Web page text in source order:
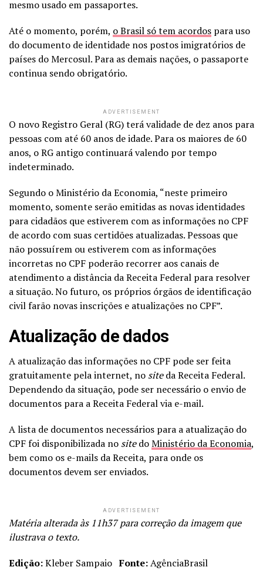
mesmo usado em passaportes.
Até o momento, porém, o Brasil só tem acordos para uso
do documento de identidade nos postos imigratórios de
países do Mercosul. Para as demais nações, o passaporte
continua sendo obrigatório.
ADVERTISEMENT
O novo Registro Geral (RG) terá validade de dez anos para
pessoas com até 60 anos de idade. Para os maiores de 60
anos, o RG antigo continuará valendo por tempo
indeterminado.
Segundo o Ministério da Economia, “neste primeiro
momento, somente serão emitidas as novas identidades
para cidadãos que estiverem com as informações no CPF
de acordo com suas certidões atualizadas. Pessoas que
não possuírem ou estiverem com as informações
incorretas no CPF poderão recorrer aos canais de
atendimento a distância da Receita Federal para resolver
a situação. No futuro, os próprios órgãos de identificação
civil farão novas inscrições e atualizações no CPF”.
Atualização de dados
A atualização das informações no CPF pode ser feita
gratuitamente pela internet, no siteda Receita Federal.
Dependendo da situação, pode ser necessário o envio de
documentos para a Receita Federal via e-mail.
A lista de documentos necessários para a atualização do
CPF foi disponibilizada no sitedoMinistério da Economia,
bem como os e-mails da Receita, para onde os
documentos devem ser enviados.
ADVERTISEMENT
Matéria alterada às 11h37 para correção da imagem que
ilustrava o texto.
Edição:Kleber SampaioFonte:AgênciaBrasil